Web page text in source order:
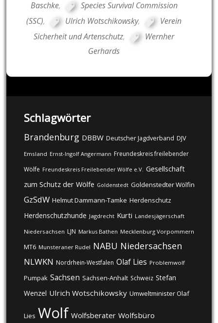
Baschke,
Species Survival Commission
(SSC), Ulrich Wotschikowsky,
Verein
Sicherheit und Artenschutz,
Wernher
Gerhards
Schlagwörter
Brandenburg DBBW Deutscher Jagdverband DJV
Emsland Ernst-Ingolf Angermann Freundeskreis freilebender
Wölfe Freundeskreis Freilebender Wölfe e.V. Gesellschaft
zum Schutz der Wölfe Goldenstedt Goldenstedter Wölfin
GzSdW Helmut Dammann-Tamke Herdenschutz
Herdenschutzhunde Jagdrecht Kurti Landesjägerschaft
Niedersachsen LJN Markus Bathen Mecklenburg Vorpommern
MT6 Munsteraner Rudel NABU Niedersachsen
NLWKN Nordrhein-Westfalen Olaf Lies Problemwolf
Pumpak Sachsen Sachsen-Anhalt Schweiz Stefan
Wenzel Ulrich Wotschikowsky Umweltminister Olaf
Lies Wolf Wolfsberater Wolfsbüro